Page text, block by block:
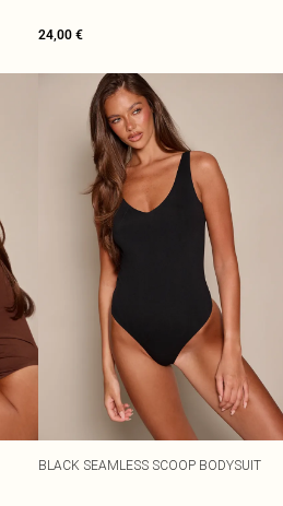
24,00 €
BLACK SEAMLESS SCOOP BODYSUIT